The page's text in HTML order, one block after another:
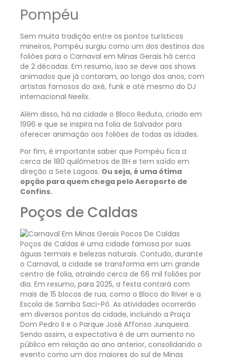
Pompéu
Sem muita tradição entre os pontos turísticos
mineiros, Pompéu surgiu como um dos destinos dos
foliões para o Carnaval em Minas Gerais há cerca
de 2 décadas. Em resumo, isso se deve aos shows
animados que já contaram, ao longo dos anos, com
artistas famosos do axé, funk e até mesmo do DJ
internacional Neelix.
Além disso, há na cidade o Bloco Reduto, criado em
1996 e que se inspira na folia de Salvador para
oferecer animação aos foliões de todas as idades.
Por fim, é importante saber que Pompéu fica a
cerca de 180 quilômetros de BH e tem saído em
direção a Sete Lagoas. Ou seja, é uma ótima
opção para quem chega pelo Aeroporto de
Confins.
Poços de Caldas
Poços de Caldas é uma cidade famosa por suas
águas termais e belezas naturais. Contudo, durante
o Carnaval, a cidade se transforma em um grande
centro de folia, atraindo cerca de 66 mil foliões por
dia. Em resumo, para 2025, a festa contará com
mais de 15 blocos de rua, como o Bloco do River e a
Escola de Samba Saci-Pô. As atividades ocorrerão
em diversos pontos da cidade, incluindo a Praça
Dom Pedro II e o Parque José Affonso Junqueira.
Sendo assim, a expectativa é de um aumento no
público em relação ao ano anterior, consolidando o
evento como um dos maiores do sul de Minas